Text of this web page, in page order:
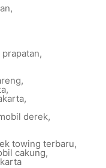
,
,
,
,
,
derek,
towing terbaru,
cakung,